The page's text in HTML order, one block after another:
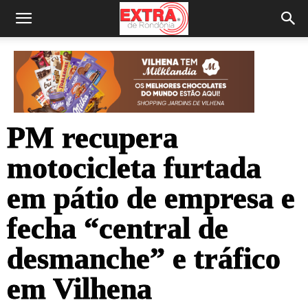
PM recupera
motocicleta furtada
em pátio de empresa e
fecha “central de
desmanche” e tráfico
em Vilhena